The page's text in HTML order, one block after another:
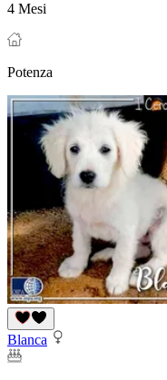
4 Mesi
Potenza
Blanca